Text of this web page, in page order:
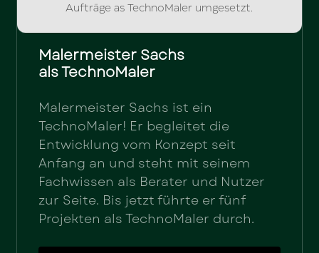
Aufträge as TechnoMaler umgesetzt.
Malermeister Sachs
als TechnoMaler
Malermeister Sachs ist ein
TechnoMaler! Er begleitet die
Entwicklung vom Konzept seit
Anfang an und steht mit seinem
Fachwissen als Berater und Nutzer
zur Seite. Bis jetzt führte er fünf
Projekten als TechnoMaler durch.